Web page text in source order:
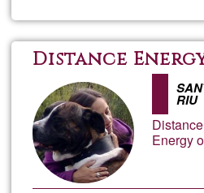
Distance
RIU
Energy